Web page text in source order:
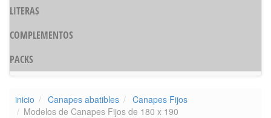
LITERAS
COMPLEMENTOS
PACKS
inicio Canapes abatibles
Canapes Fijos
Modelos de Canapes Fijos de 180 x 190